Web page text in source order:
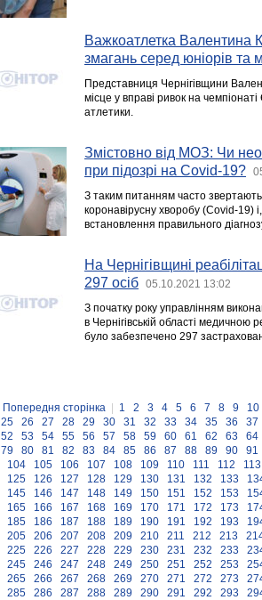
Важкоатлетка Валентина
змагань серед юніорів та
Представниця Чернігівщини
місце у вправі ривок на
атлетики.
Змістовно від МОЗ: Чи
при підозрі на Covid-19?
З таким питанням часто
коронавірусну хворобу (Covid-19)
встановлення правильного
На Чернігівщині
297 осіб
05.10.2021 13:02
З початку року управлінням
в Чернігівській області медичною
було забезпечено 297
Попередня сторінка 1 2 3 4 5 6 7 8 9 10
25 26 27 28 29 30 31 32 33 34 35 36 37
52 53 54 55 56 57 58 59 60 61 62 63 64
79 80 81 82 83 84 85 86 87 88 89 90 91
104 105 106 107 108 109 110 111 112 113
125 126 127 128 129 130 131 132 133
145 146 147 148 149 150 151 152 153
165 166 167 168 169 170 171 172 173
185 186 187 188 189 190 191 192 193
205 206 207 208 209 210 211 212 213
225 226 227 228 229 230 231 232 233
245 246 247 248 249 250 251 252 253
265 266 267 268 269 270 271 272 273
285 286 287 288 289 290 291 292 293